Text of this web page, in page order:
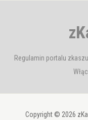
Regulamin portalu
Copyright © 2026